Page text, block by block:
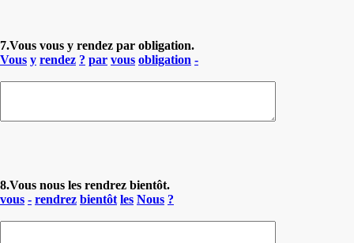
7.Vous vous y rendez par obligation.
Vous y rendez ? par vous obligation -
8.Vous nous les rendrez bientôt.
vous - rendrez bientôt les Nous ?